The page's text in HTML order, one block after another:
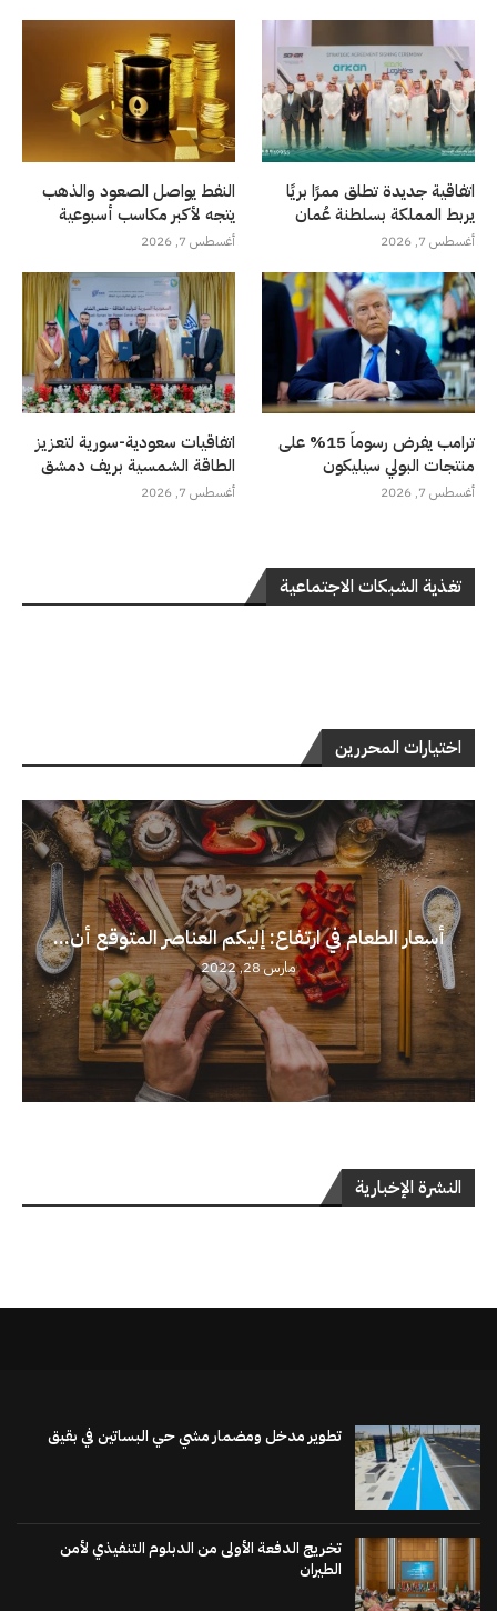
اتفاقية جديدة تطلق ممرًا بريًا
يربط المملكة بسلطنة عُمان
أغسطس 7, 2026
النفط يواصل الصعود والذهب
يتجه لأكبر مكاسب أسبوعية
أغسطس 7, 2026
ترامب يفرض رسوماً 15% على
منتجات البولي سيليكون
أغسطس 7, 2026
اتفاقيات سعودية-سورية لتعزيز
الطاقة الشمسية بريف دمشق
أغسطس 7, 2026
تغذية الشبكات الاجتماعية
اختيارات المحررين
أسعار الطعام في ارتفاع: إليكم العناصر المتوقع أن...
مارس 28, 2022
النشرة الإخبارية
تطوير مدخل ومضمار مشي حي البساتين في بقيق
تخريج الدفعة الأولى من الدبلوم التنفيذي لأمن
الطيران